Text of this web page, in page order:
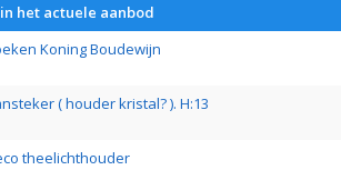
het actuele aanbod
Koning Boudewijn
( houder kristal? ). H:13
theelichthouder